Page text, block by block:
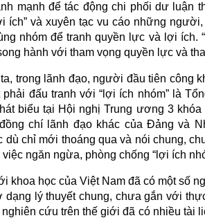
mạnh để tác động chi phối dư luận
ích” và xuyên tạc vu cáo những
nhóm để tranh quyền lực và lợi ích.
hành với tham vọng quyền lực và
trong lãnh đạo, người đầu tiên công
phải đấu tranh với “lợi ích nhóm” là
biểu tại Hội nghị Trung ương 3
chí lãnh đạo khác của Đảng và
dù chỉ mới thoáng qua và nói chung,
việc ngăn ngừa, phòng chống “lợi ích
khoa học của Việt Nam đã có một số
dạng lý thuyết chung, chưa gắn với
cứu trên thế giới đã có nhiều tài